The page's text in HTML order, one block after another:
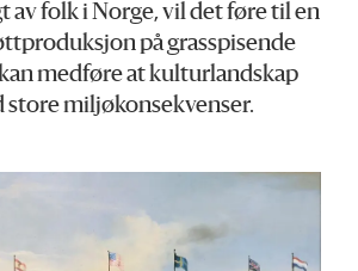
av folk i Norge, vil det føre til en
på grasspisende
medføre at kulturlandskap
store miljøkonsekvenser.